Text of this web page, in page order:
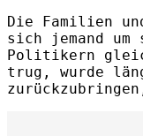
Die Familien
sich jemand
Politikern
trug, wurde